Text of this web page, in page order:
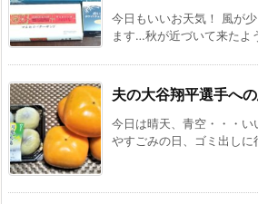
今日もいいお天気！ 風が
ます…秋が近づいて来たよ
夫の大谷翔平選手へ
今日は晴天、青空・・・
やすごみの日、ゴミ出しに